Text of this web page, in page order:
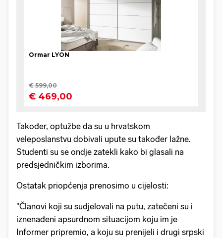
Također, optužbe da su u hrvatskom
veleposlanstvu dobivali upute su također lažne.
Studenti su se ondje zatekli kako bi glasali na
predsjedničkim izborima.
Ostatak priopćenja prenosimo u cijelosti:
"Članovi koji su sudjelovali na putu, zatečeni su i
iznenađeni apsurdnom situacijom koju im je
Informer pripremio, a koju su prenijeli i drugi srpski